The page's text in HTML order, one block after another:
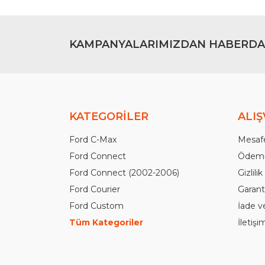
KAMPANYALARIMIZDAN
KATEGORİLER
Ford C-Max
Ford Connect
Ford Connect (2002-2006)
Ford Courier
Ford Custom
Tüm Kategoriler
İade